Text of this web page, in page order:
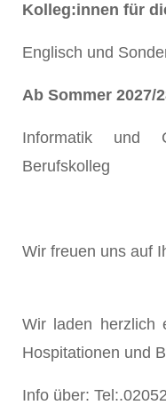
Kolleg:innen für
Englisch und
Ab Sommer 2027/
Informatik und
Berufskolleg
Wir freuen uns auf
Wir laden herzlich
Hospitationen und
Info über: